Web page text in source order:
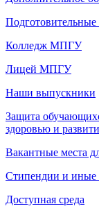
Колледж МПГУ
Лицей МПГУ
Наши выпускники
Защита
здоровью и
Вакантные места
Стипендии и иные
Доступная среда